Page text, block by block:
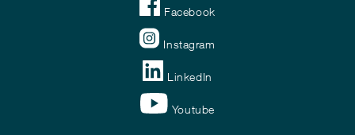
Facebook
Instagram
LinkedIn
Youtube